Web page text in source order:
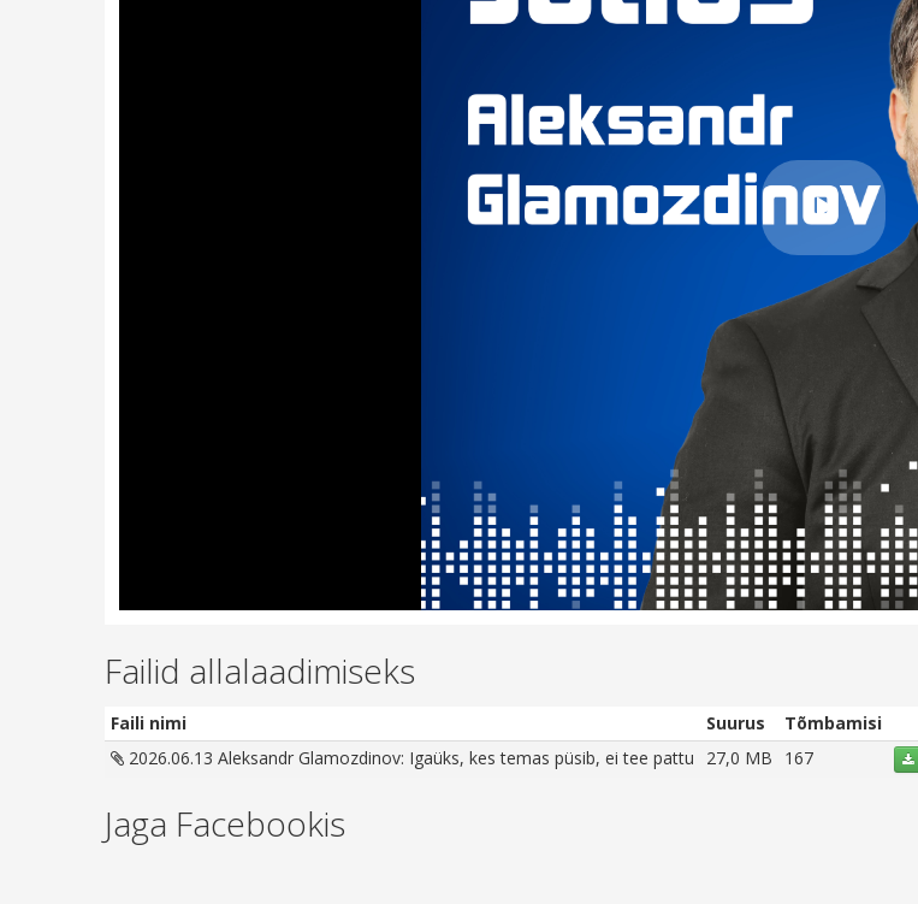
Play
Video
Failid allalaadimiseks
Faili nimi Suurus
Tõmbamisi
2026.06.13 Aleksandr Glamozdinov: Igaüks, kes temas püsib, ei tee pattu
27,0 MB 167
Jaga Facebookis